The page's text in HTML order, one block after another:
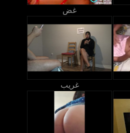
غض
غريب